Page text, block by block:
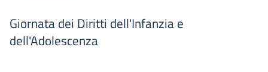
Giornata dei Diritti dell'Infanzia e
dell'Adolescenza